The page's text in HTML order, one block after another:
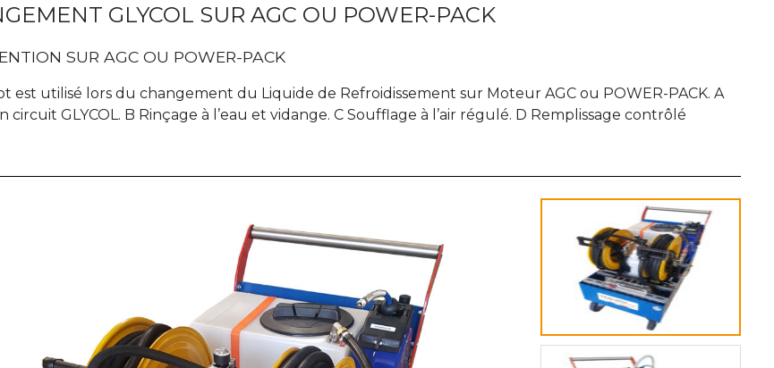
GLYCOL SUR AGC OU POWER-PACK
SUR AGC OU POWER-PACK
est utilisé lors du changement du Liquide de Refroidissement sur Moteur AGC ou POWER-PACK. A
circuit GLYCOL. B Rinçage à l’eau et vidange. C Soufflage à l’air régulé. D Remplissage contrôlé